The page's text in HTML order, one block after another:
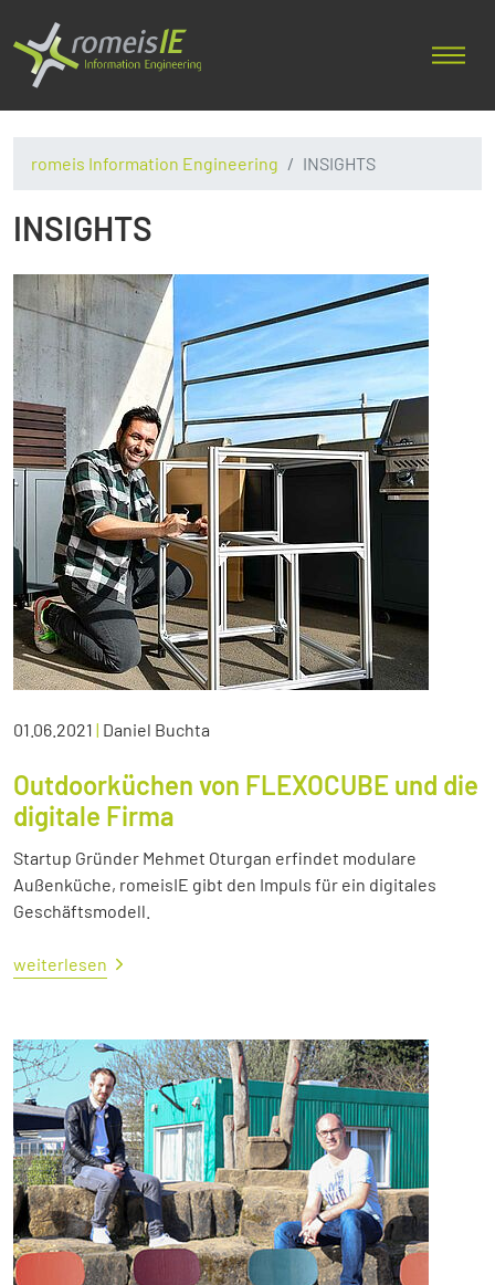
romeis Information Engineering INSIGHTS
INSIGHTS
01.06.2021 | Daniel Buchta
Outdoorküchen von FLEXOCUBE und die
digitale Firma
Startup Gründer Mehmet Oturgan erfindet modulare
Außenküche, romeisIE gibt den Impuls für ein digitales
Geschäftsmodell.
weiterlesen